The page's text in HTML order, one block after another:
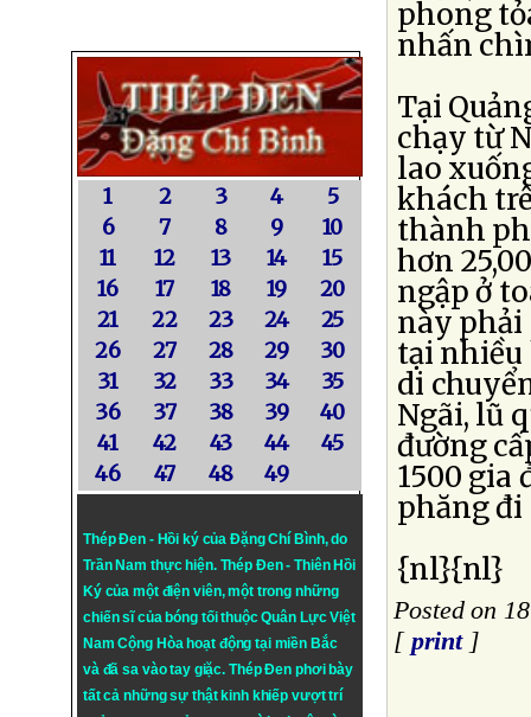
1 2 3 4
5
6
7 8 9
10
11
12 13 14
15
16
17 18 19
20
21
22 23 24
25
26
27 28 29
30
31
32 33 34
35
36
37 38 39
40
41
42 43 44
45
46
47 48 49
Thép Đen - Hồi ký của Đặng Chí Bình, do
Trần Nam thực hiện. Thép Đen- Thiên Hồi
Ký của một điện viên, một trong những
chiến sĩ của bóng tối thuộc Quân Lực Việt
Nam Cộng Hòa hoạt động tại miền Bắc
và đã sa vào tay giặc. Thép Đen phơi bày
tất cả những sự thật kinh khiếp vượt trí
phong
nhấn
Tại
chạy từ
lao
khách
thành
hơn
ngập ở
này phải
tại nhiều
di
Ngãi, lũ
đường
1500 gia
phăng đi
{nl}{nl}
Posted on
[ print]